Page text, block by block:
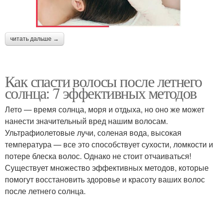
читать дальше →
Как спасти волосы после летнего
солнца: 7 эффективных методов
Лето — время солнца, моря и отдыха, но оно же может
нанести значительный вред нашим волосам.
Ультрафиолетовые лучи, соленая вода, высокая
температура — все это способствует сухости, ломкости и
потере блеска волос. Однако не стоит отчаиваться!
Существует множество эффективных методов, которые
помогут восстановить здоровье и красоту ваших волос
после летнего солнца.